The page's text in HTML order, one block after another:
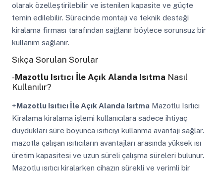
olarak özelleştirilebilir ve istenilen kapasite ve güçte
temin edilebilir. Sürecinde montajı ve teknik desteği
kiralama firması tarafından sağlanır böylece sorunsuz bir
kullanım sağlanır.
Sıkça Sorulan Sorular
-Mazotlu Isıtıcı İle Açık Alanda Isıtma Nasıl
Kullanılır?
+Mazotlu Isıtıcı İle Açık Alanda IsıtmaMazotlu Isıtıcı
Kiralama kiralama işlemi kullanıcılara sadece ihtiyaç
duydukları süre boyunca ısıtıcıyı kullanma avantajı sağlar.
mazotla çalışan ısıtıcıların avantajları arasında yüksek ısı
üretim kapasitesi ve uzun süreli çalışma süreleri bulunur.
Mazotlu ısıtıcı kiralarken cihazın sürekli ve verimli bir